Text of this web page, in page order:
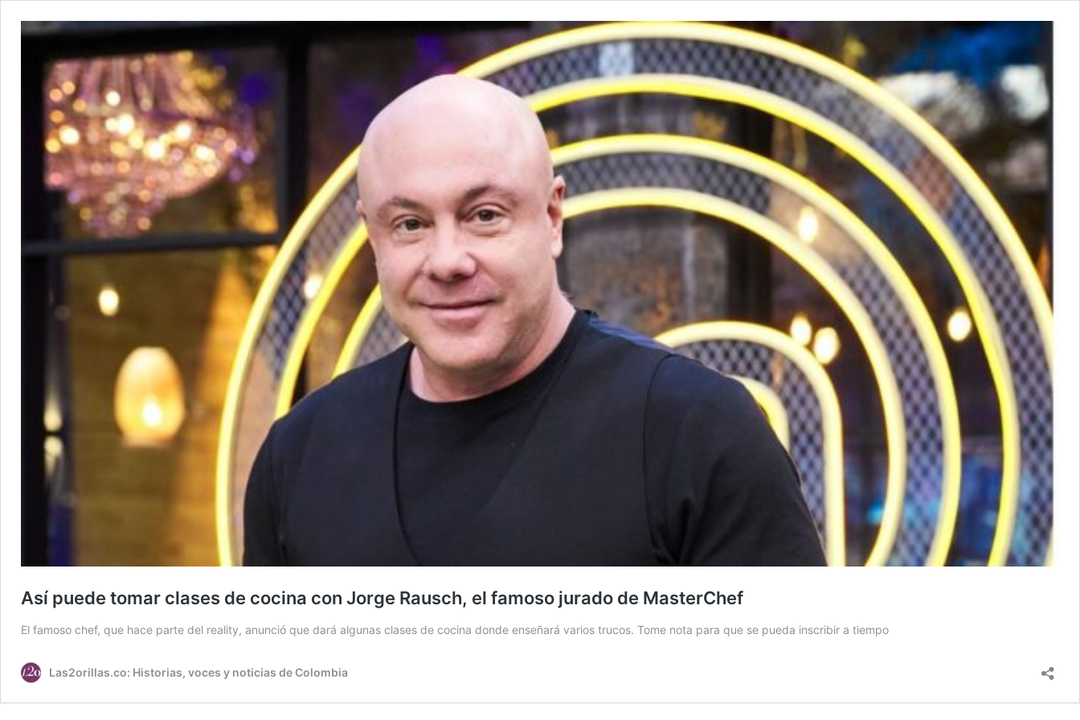
Así puede tomar clases de cocina con Jorge Rausch, el famoso jurado de MasterChef
El famoso chef, que hace parte del reality, anunció que dará algunas clases de cocina donde enseñará varios trucos. Tome nota para que se pueda inscribir a tiempo
Las2orillas.co: Historias, voces y noticias de Colombia